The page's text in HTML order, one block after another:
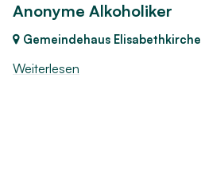
Anonyme Alkoholiker
Gemeindehaus Elisabethkirche
Weiterlesen